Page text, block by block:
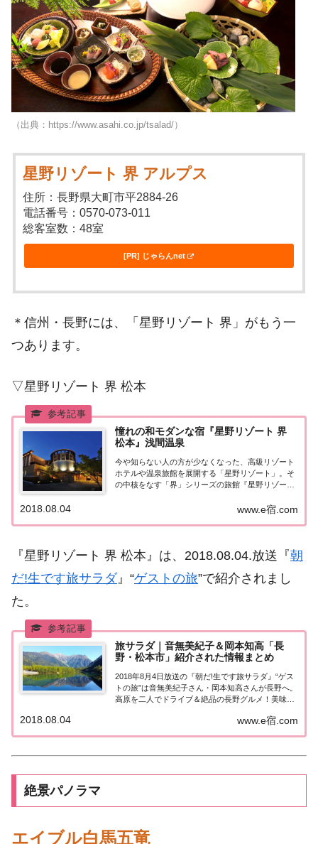
（出典：https://www.asahi.co.jp/tsalad/）
星野リゾート 界 アルプス
住所：長野県大町市平2884-26
電話番号：0570-073-011
総客室数：48室
[PR] じゃらんnet
＊信州・長野には、「星野リゾート 界」がもう一
つあります。
▽星野リゾート 界 松本
憧れの和モダンな宿『星野リゾート 界
松本』浅間温泉
今や知らない人の方が少なくなった、高級リゾート
ホテルや温泉旅館を展開する「星野リゾート」。そ
の中核をなす「界」シリーズの旅館『星野リゾート
ート 界 松本』星野リゾート 界 とは客室数が50室以
www.e宿.com
2018.08.04
『星野リゾート 界 松本』は、2018.08.04.放送『朝
だ!生です旅サラダ 』“ゲストの旅”で紹介されまし
た。
旅サラダ｜音無美紀子＆岡本知高「長
野・松本市」紹介された情報まとめ
2018年8月4日放送の『朝だ!生です旅サラダ』“ゲス
トの旅”は音無美紀子さん・岡本知高さんが長野へ。
高原を二人でドライブ＆絶品の長野グルメ！美味し
んが美声も披露♪紹介された情報はこちら！長野～
高原をドライブ＆絶品の長野グルメ！今日の...
www.e宿.com
2018.08.04
絶景パノラマ
エイブル白馬五竜